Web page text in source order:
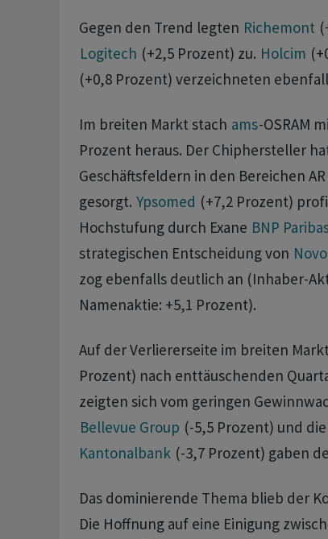
Gegen den Trend legten Richemont
Logitech (+2,5 Prozent) zu. Holcim
(+0,8 Prozent) verzeichneten
Im breiten Markt stach ams-OSRAM
Prozent heraus. Der Chiphersteller
Geschäftsfeldern in den Bereichen
gesorgt. Ypsomed (+7,2 Prozent)
Hochstufung durch Exane BNP
strategischen Entscheidung von
zog ebenfalls deutlich an (Inhaber-
Namenaktie: +5,1 Prozent).
Auf der Verliererseite im breiten
Prozent) nach enttäuschenden
zeigten sich vom geringen
Bellevue Group (-5,5 Prozent) und die
Kantonalbank (-3,7 Prozent) gaben
Das dominierende Thema blieb der
Die Hoffnung auf eine Einigung